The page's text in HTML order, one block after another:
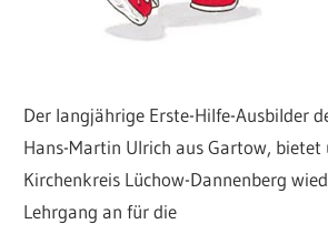
Der langjährige Erste-Hilfe-Ausbilder
Hans-Martin Ulrich aus Gartow, bietet
Kirchenkreis Lüchow-Dannenberg
Lehrgang an für die